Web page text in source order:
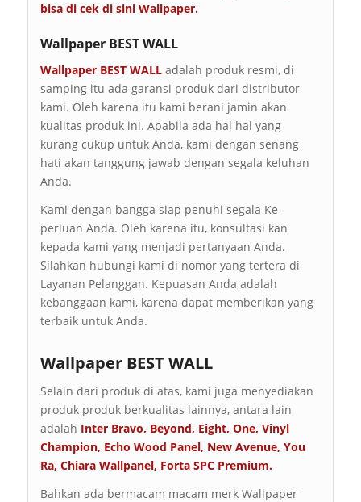
bisa di cek di sini Wallpaper.
Wallpaper BEST WALL
Wallpaper BEST WALL adalah produk resmi, di
samping itu ada garansi produk dari distributor
kami. Oleh karena itu kami berani jamin akan
kualitas produk ini. Apabila ada hal hal yang
kurang cukup untuk Anda, kami dengan senang
hati akan tanggung jawab dengan segala keluhan
Anda.
Kami dengan bangga siap penuhi segala Ke-
perluan Anda. Oleh karena itu, konsultasi kan
kepada kami yang menjadi pertanyaan Anda.
Silahkan hubungi kami di nomor yang tertera di
Layanan Pelanggan. Kepuasan Anda adalah
kebanggaan kami, karena dapat memberikan yang
terbaik untuk Anda.
Wallpaper BEST WALL
Selain dari produk di atas, kami juga menyediakan
produk produk berkualitas lainnya, antara lain
adalah Inter Bravo, Beyond, Eight, One, Vinyl
Champion, Echo Wood Panel, New Avenue, You
Ra, Chiara Wallpanel, Forta SPC Premium.
Bahkan ada bermacam macam merk Wallpaper